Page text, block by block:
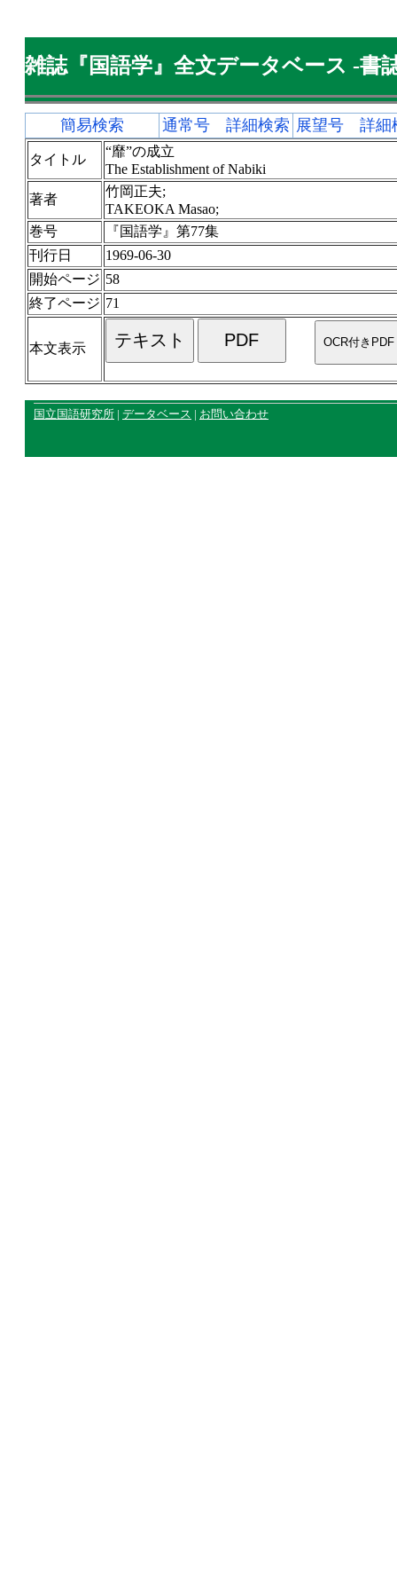
雑誌『国語学』全文データベース -書
簡易検索 通常号 詳細検索 展望号 詳細
タイトル
“靡”の成立
The Establishment of Nabiki
著者
竹岡正夫;
TAKEOKA Masao;
巻号
『国語学』第77集
刊行日
1969-06-30
開始ページ 58
終了ページ 71
本文表示
国立国語研究所 | データベース | お問い合わせ